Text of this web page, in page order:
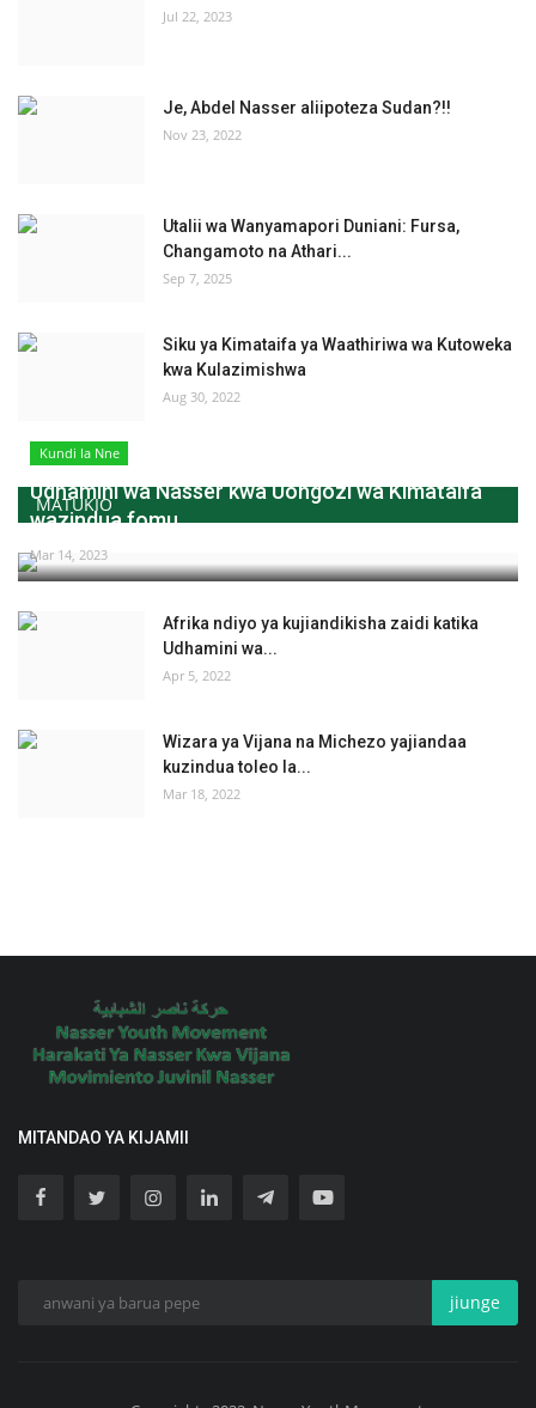
Jul 22, 2023
Je, Abdel Nasser aliipoteza Sudan?!!
Nov 23, 2022
Utalii wa Wanyamapori Duniani: Fursa,
Changamoto na Athari...
Sep 7, 2025
Siku ya Kimataifa ya Waathiriwa wa Kutoweka
kwa Kulazimishwa
Aug 30, 2022
MATUKIO
Kundi la Nne
Udhamini wa Nasser kwa Uongozi wa Kimataifa
wazindua fomu...
Mar 14, 2023
Afrika ndiyo ya kujiandikisha zaidi katika
Udhamini wa...
Apr 5, 2022
Wizara ya Vijana na Michezo yajiandaa
kuzindua toleo la...
Mar 18, 2022
MITANDAO YA KIJAMII
jiunge